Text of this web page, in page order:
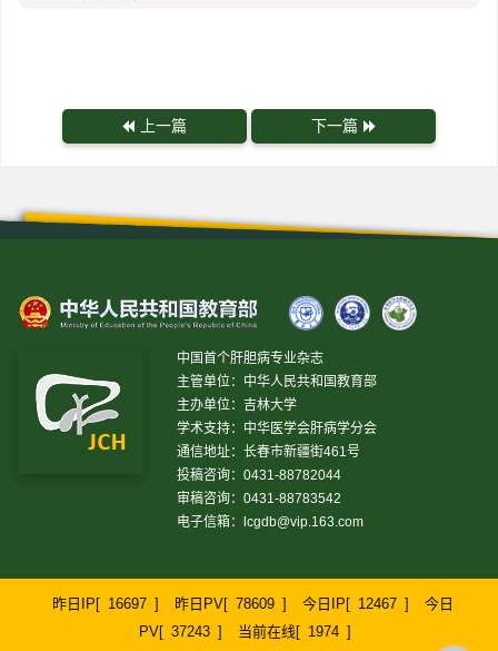
上一篇 下一篇
中国首个肝胆病专业杂志
主管单位：中华人民共和国教育部
主办单位：吉林大学
学术支持：中华医学会肝病学分会
通信地址：长春市新疆街461号
投稿咨询：0431-88782044
审稿咨询：0431-88783542
电子信箱：
lcgdb@vip.163.com
昨日IP[ 16697 ] 昨日PV[ 78609 ] 今日IP[ 12467 ]
今日
PV[ 37243 ] 当前在线[ 1974 ]